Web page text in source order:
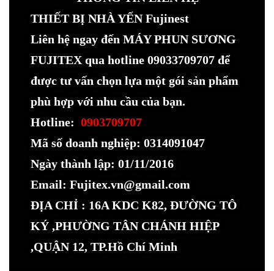
THIẾT BỊ NHÀ YẾN Fujinest
Liên hệ ngay đến MÁY PHUN SƯƠNG
FUJITEX qua hotline 09033709707 để
được tư vấn chọn lựa một gói sản phẩm
phù hợp với nhu cầu của bạn.
Hotline: 0903709707
Mã số doanh nghiệp: 0314091047
Ngày thành lập: 01/11/2016
Email: Fujitex.vn@gmail.com
ĐỊA CHỈ : 16A KDC K82, ĐƯỜNG TÔ
KÝ ,PHƯỜNG TÂN CHÁNH HIỆP
,QUẬN 12, TP.Hồ Chí Minh